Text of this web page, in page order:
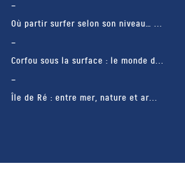
Où partir surfer selon son niveau… ...
Corfou sous la surface : le monde d...
Île de Ré : entre mer, nature et ar...